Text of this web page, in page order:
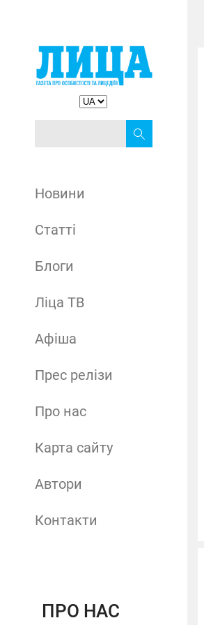
Новини
Статті
Блоги
Ліца ТВ
Афіша
Прес релізи
Про нас
Карта сайту
Автори
Контакти
ПРО НАС